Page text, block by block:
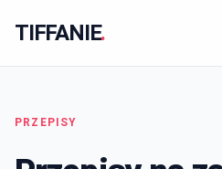
TIFFANIE.
PRZEPISY